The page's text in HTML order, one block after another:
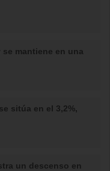
mantiene en una
sitúa en el 3,2%,
un descenso en